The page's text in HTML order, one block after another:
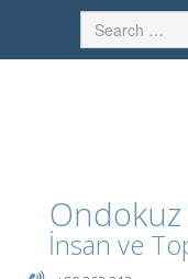
Ondokuz
İnsan ve